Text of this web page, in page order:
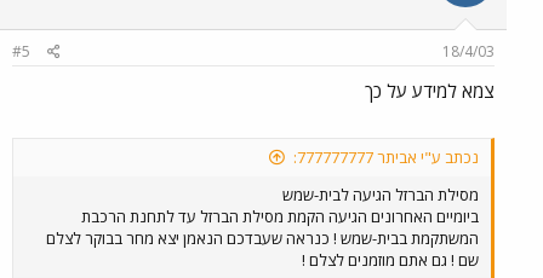
18/4/03
#5
צמא למידע על כך
נכתב ע"י אביתר 777777777:
מסילת הברזל הגיעה לבית-שמש
ביומיים האחרונים הגיעה הקמת מסילת הברזל עד לתחנת הרכבת
המשתקמת בבית-שמש ! כנראה שעבדכם הנאמן יצא מחר בבוקר לצלם
שם ! גם אתם מוזמנים לצלם !